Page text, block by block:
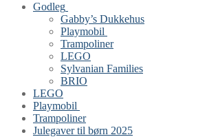
Godleg
Gabby’s Dukkehus
Playmobil
Trampoliner
LEGO
Sylvanian Families
BRIO
LEGO
Playmobil
Trampoliner
Julegaver til børn 2025